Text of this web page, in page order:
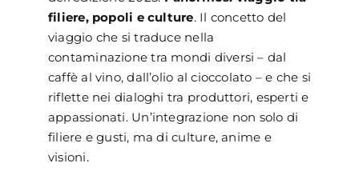
filiere, popoli e culture. Il concetto del
viaggio che si traduce nella
contaminazione tra mondi diversi – dal
caffè al vino, dall’olio al cioccolato – e che si
riflette nei dialoghi tra produttori, esperti e
appassionati. Un’integrazione non solo di
filiere e gusti, ma di culture, anime e
visioni.